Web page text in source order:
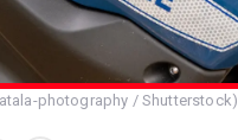
photography / Shutterstock)